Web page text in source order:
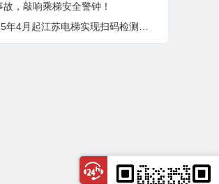
，敲响乘梯安全警钟！